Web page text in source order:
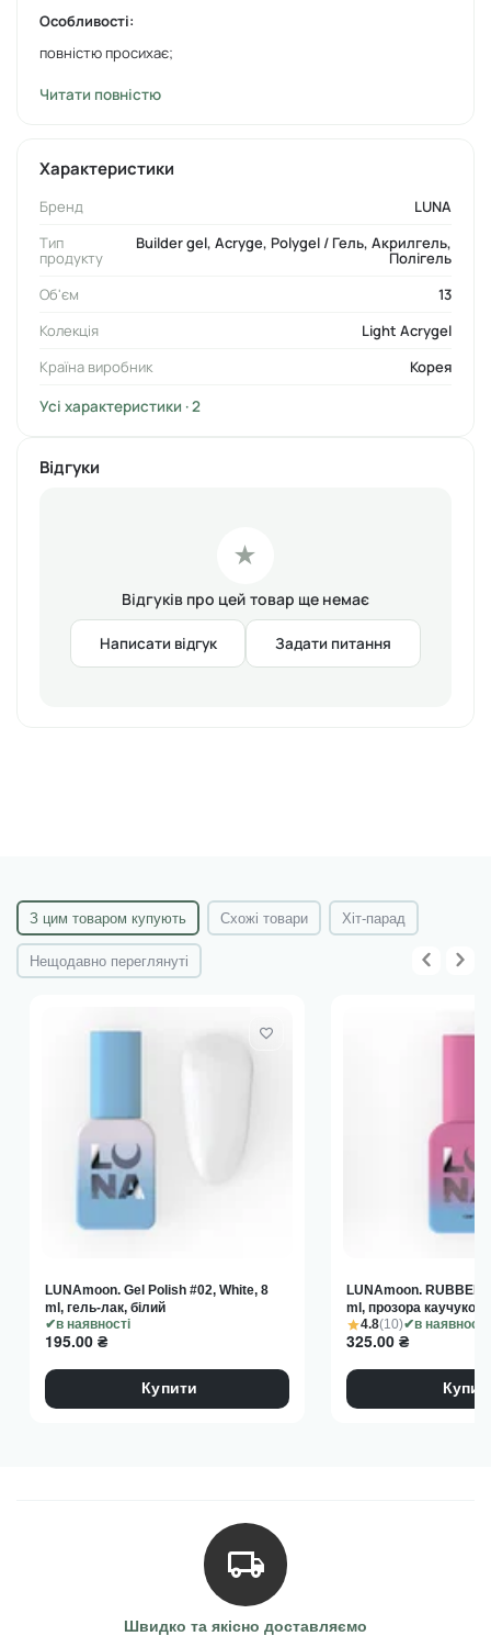
Особливості:
повністю просихає;
безкислотний, середня консистенція;
підходить лише для укріплення нігтя
випилювати натуральний ніготь);
не підходить для повноцінного нарощення;
середньо-твердий;
має хорошу амортизацію;
не просідає;
товщина торця повинна бути не менше 1 мм;
тиксотропний — стає рідкішим під час рухів пензликом
(також можна додатково розігрівати, щоб зробити гель
Читати повністю
Характеристики
Бренд
LUNA
Тип
продукту
Builder gel, Acryge, Polygel / Гель, Акрилгель,
Полігель
Об'єм
13
Колекція
Light Acrygel
Країна виробник
Корея
Усі характеристики · 2
Відгуки
★
Відгуків про цей товар ще немає
Написати відгук Задати питання
З цим товаром купують Схожі товари Хіт-парад
Нещодавно переглянуті
в наявності
LUNAmoon. Gel Polish #02, White, 8
ml, гель-лак, білий
195.00 ₴
Купити
4.8(10) в наявності
LUNAmoon. RUBBER
ml, прозора
325.00 ₴
Швидко та якісно доставляємо